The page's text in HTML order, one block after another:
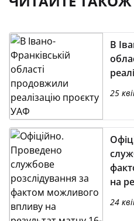
В
25
на
24